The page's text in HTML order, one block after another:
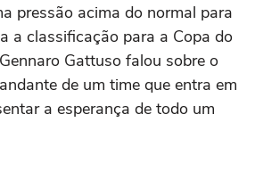
pressão acima do normal para
a classificação para a Copa do
Gattuso falou sobre o
de um time que entra em
a esperança de todo um